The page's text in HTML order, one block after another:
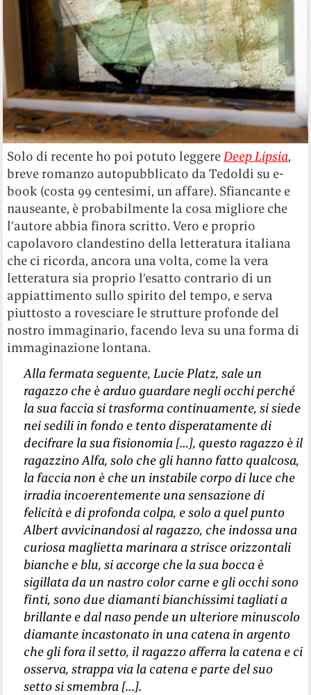
Solo di recente ho poi potuto leggere Deep Lipsia,
breve romanzo autopubblicato da Tedoldi su e-
book (costa 99 centesimi, un affare). Sfiancante e
nauseante, è probabilmente la cosa migliore che
l’autore abbia finora scritto. Vero e proprio
capolavoro clandestino della letteratura italiana
che ci ricorda, ancora una volta, come la vera
letteratura sia proprio l’esatto contrario di un
appiattimento sullo spirito del tempo, e serva
piuttosto a rovesciare le strutture profonde del
nostro immaginario, facendo leva su una forma di
immaginazione lontana.
Alla fermata seguente, Lucie Platz, sale un
ragazzo che è arduo guardare negli occhi perché
la sua faccia si trasforma continuamente, si siede
nei sedili in fondo e tento disperatamente di
decifrare la sua fisionomia […], questo ragazzo è il
ragazzino Alfa, solo che gli hanno fatto qualcosa,
la faccia non è che un instabile corpo di luce che
irradia incoerentemente una sensazione di
felicità e di profonda colpa, e solo a quel punto
Albert avvicinandosi al ragazzo, che indossa una
curiosa maglietta marinara a strisce orizzontali
bianche e blu, si accorge che la sua bocca è
sigillata da un nastro color carne e gli occhi sono
finti, sono due diamanti bianchissimi tagliati a
brillante e dal naso pende un ulteriore minuscolo
diamante incastonato in una catena in argento
che gli fora il setto, il ragazzo afferra la catena e ci
osserva, strappa via la catena e parte del suo
setto si smembra […].